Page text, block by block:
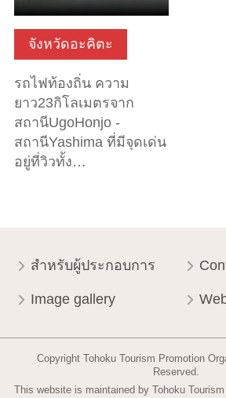
จังหวัดอะคิตะ
รถไฟท้องถิ่น ความ
ยาว23กิโลเมตรจาก
สถานีUgoHonjo -
สถานีYashima ที่มีจุดเด่น
อยู่ที่วิวทั้ง…
สำหรับผู้ประกอบการ
Image gallery
Copyright Tohoku Tourism Promotion
Reserved.
This website is maintained by Tohoku